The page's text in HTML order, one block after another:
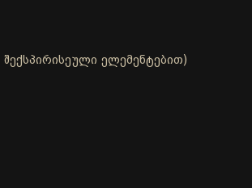
ელემენტებით)